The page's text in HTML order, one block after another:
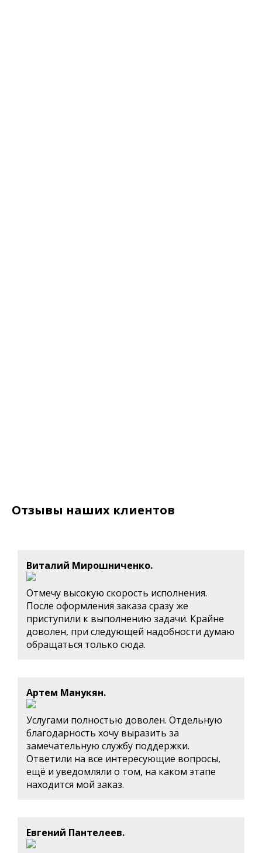
Отзывы наших клиентов
Виталий Мирошниченко.
Отмечу высокую скорость исполнения.
После оформления заказа сразу же
приступили к выполнению задачи. Крайне
доволен, при следующей надобности думаю
обращаться только сюда.
Артем Манукян.
Услугами полностью доволен. Отдельную
благодарность хочу выразить за
замечательную службу поддержки.
Ответили на все интересующие вопросы,
ещё и уведомляли о том, на каком этапе
находится мой заказ.
Евгений Пантелеев.